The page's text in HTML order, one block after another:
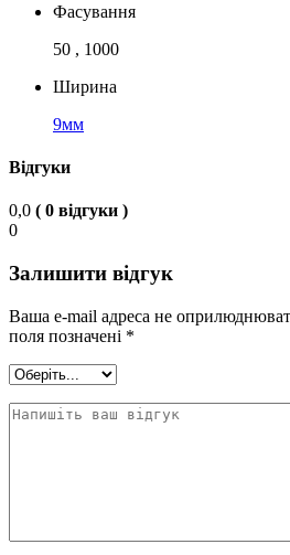
Фасування
50 , 1000
Ширина
9мм
Відгуки
0,0 ( 0 відгуки )
0
Залишити відгук
Ваша e-mail адреса не
поля позначені *